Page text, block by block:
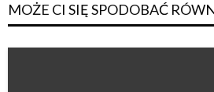
MOŻE CI SIĘ SPODOBAĆ